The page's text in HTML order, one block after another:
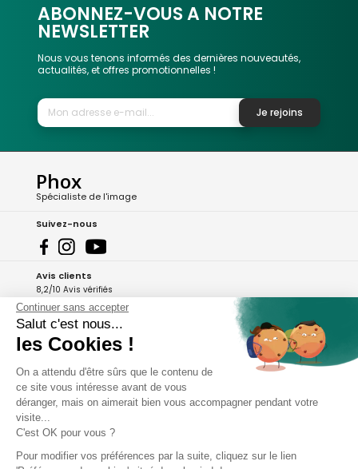
ABONNEZ-VOUS A NOTRE
NEWSLETTER
Nous vous tenons informés des dernières nouveautés,
actualités, et offres promotionnelles !
Je rejoins
Phox
Spécialiste de l'image
Suivez-nous
Avis clients
8,2/10 Avis vérifiés
L'Appli Phox
A propos de Phox
Services et garanties
Continuer sans accepter
Salut c'est nous...
les Cookies !
On a attendu d'être sûrs que le contenu de
ce site vous intéresse avant de vous
déranger, mais on aimerait bien vous accompagner pendant votre
visite...
C'est OK pour vous ?
Pour modifier vos préférences par la suite, cliquez sur le lien